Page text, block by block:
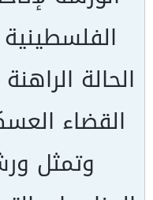
الحالة
القضاء
وتمثل